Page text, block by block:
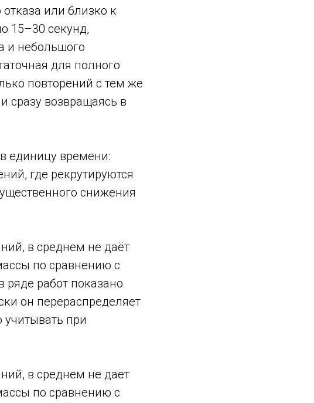
или близко к
15–30 секунд,
и небольшого
для полного
повторений с тем же
сразу возвращаясь в
единицу времени:
где рекрутируются
снижения
в среднем не даёт
по сравнению с
работ показано
он перераспределяет
при
в среднем не даёт
по сравнению с